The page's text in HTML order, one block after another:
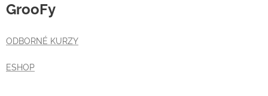
GrooFy
ODBORNÉ KURZY
ESHOP